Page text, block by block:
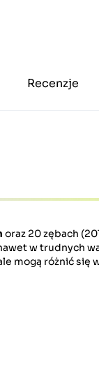
Recenzje
oraz 20 zębach
w trudnych
mogą różnić się